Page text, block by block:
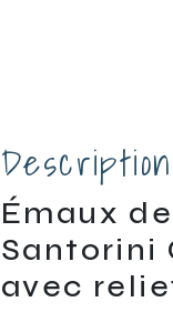
Description
Émaux
Santorini
avec